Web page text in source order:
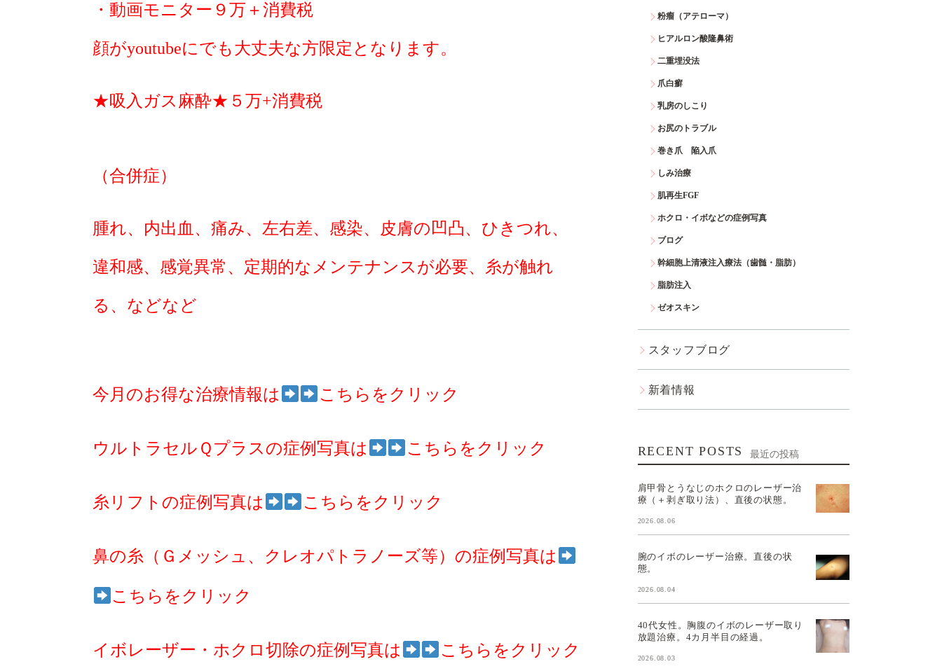
・動画モニター９万＋消費税
顔がyoutubeにでも大丈夫な方限定となります。
★吸入ガス麻酔★５万+消費税
（合併症）
腫れ、内出血、痛み、左右差、感染、皮膚の凹凸、ひきつれ、
違和感、感覚異常、定期的なメンテナンスが必要、糸が触れ
る、などなど
今月のお得な治療情報は こちらをクリック
ウルトラセルＱプラスの症例写真は こちらをクリック
糸リフトの症例写真は こちらをクリック
鼻の糸（Ｇメッシュ、クレオパトラノーズ等）の症例写真は
こちらをクリック
イボレーザー・ホクロ切除の症例写真は こちらをクリック
粉瘤（アテローマ）
ヒアルロン酸隆鼻術
二重埋没法
爪白癬
乳房のしこり
お尻のトラブル
巻き爪 陥入爪
しみ治療
肌再生FGF
ホクロ・イボなどの症例写真
ブログ
幹細胞上清液注入療法（歯髄・脂肪）
脂肪注入
ゼオスキン
スタッフブログ
新着情報
RECENT POSTS 最近の投稿
肩甲骨とうなじのホクロのレーザー治
療（＋剥ぎ取り法）、直後の状態。
2026.08.06
腕のイボのレーザー治療。直後の状
態。
2026.08.04
40代女性。胸腹のイボのレーザー取り
放題治療。4カ月半目の経過。
2026.08.03